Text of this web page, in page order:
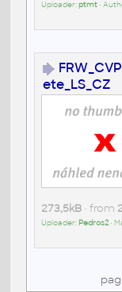
Uploader:ptmt•
ete_LS_CZ
273,5kB• from
Uploader: Pedros2•